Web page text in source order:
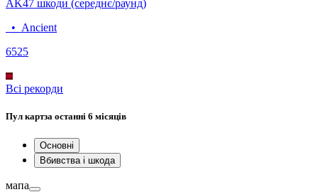
AK47 шкоди (середнє/раунд)
• Ancient
6525
Всі рекорди
Пул картза останні 6 місяців
Основні
Вбивства і шкода
мапа